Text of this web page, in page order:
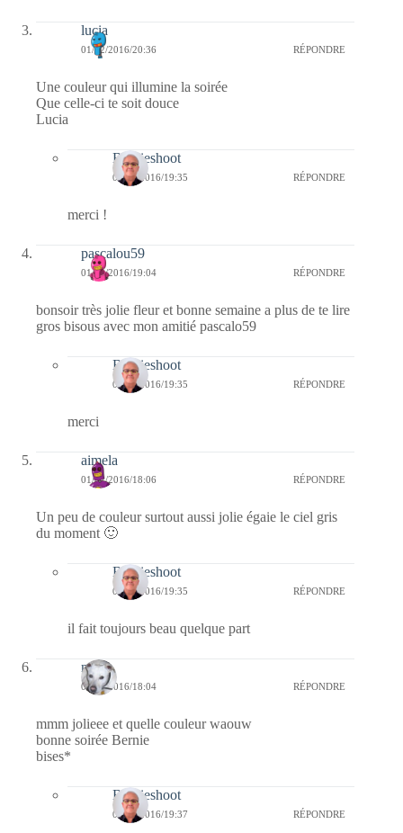
lucia
01/02/2016/20:36 RÉPONDRE
Une couleur qui illumine la soirée
Que celle-ci te soit douce
Lucia
Bernieshoot
04/02/2016/19:35 RÉPONDRE
merci !
pascalou59
01/02/2016/19:04 RÉPONDRE
bonsoir très jolie fleur et bonne semaine a plus de te lire
gros bisous avec mon amitié pascalo59
Bernieshoot
04/02/2016/19:35 RÉPONDRE
merci
aimela
01/02/2016/18:06 RÉPONDRE
Un peu de couleur surtout aussi jolie égaie le ciel gris
du moment 🙂
Bernieshoot
04/02/2016/19:35 RÉPONDRE
il fait toujours beau quelque part
nays
01/02/2016/18:04 RÉPONDRE
mmm jolieee et quelle couleur waouw
bonne soirée Bernie
bises*
Bernieshoot
04/02/2016/19:37 RÉPONDRE